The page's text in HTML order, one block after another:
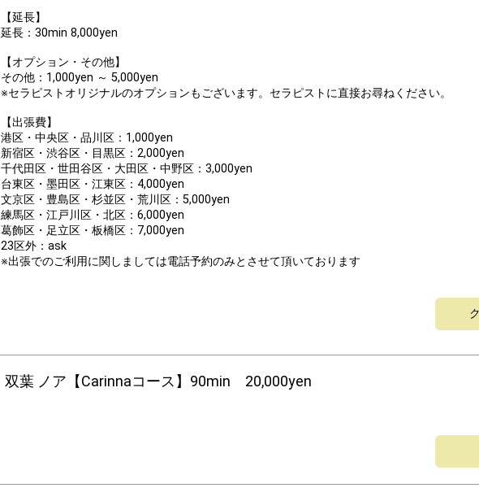
【延長】
延長：30min 8,000yen
【オプション・その他】
その他：1,000yen ～ 5,000yen
※セラピストオリジナルのオプションもございます。セラピストに直接お尋ねください。
【出張費】
港区・中央区・品川区：1,000yen
新宿区・渋谷区・目黒区：2,000yen
千代田区・世田谷区・大田区・中野区：3,000yen
台東区・墨田区・江東区：4,000yen
文京区・豊島区・杉並区・荒川区：5,000yen
練馬区・江戸川区・北区：6,000yen
葛飾区・足立区・板橋区：7,000yen
23区外：ask
※出張でのご利用に関しましては電話予約のみとさせて頂いております
双葉 ノア【Carinnaコース】90min 20,000yen